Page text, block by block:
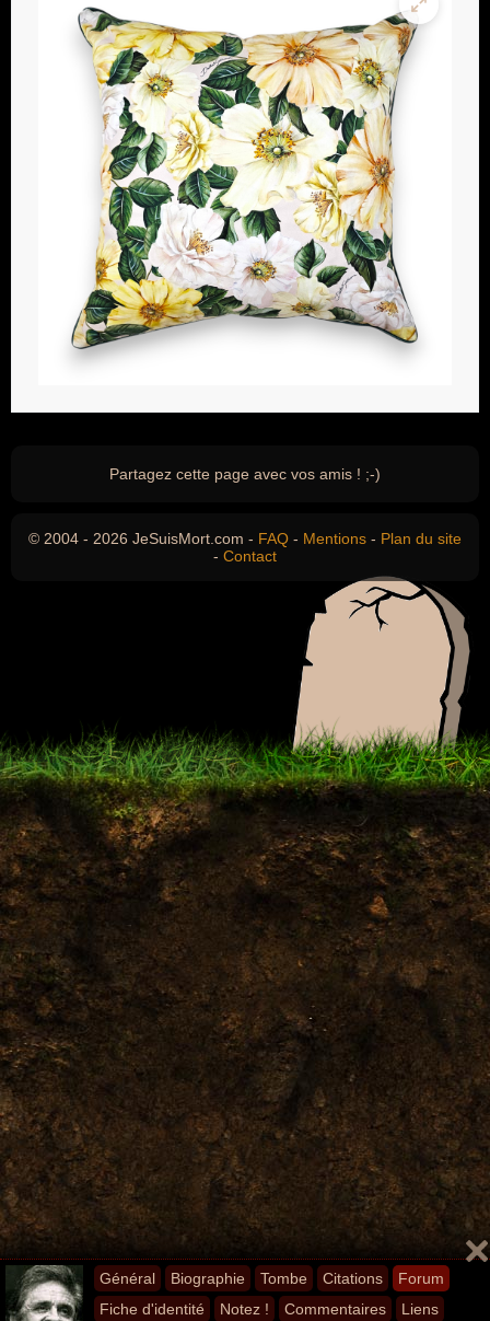
Général Biographie Tombe Citations
Forum
Fiche d'identité
Notez ! Commentaires Liens
Partagez cette page avec vos amis ! ;-)
© 2004 - 2026 JeSuisMort.com - FAQ - Mentions - Plan du site
- Contact